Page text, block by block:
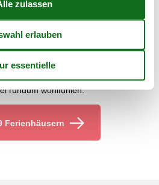
Neue verbringen. Neben der
zudem auch durch seine
vor allem auch für einen
jeder Gast voll und ganz auf seine
rundum wohlfühlen.
Ferienhäusern